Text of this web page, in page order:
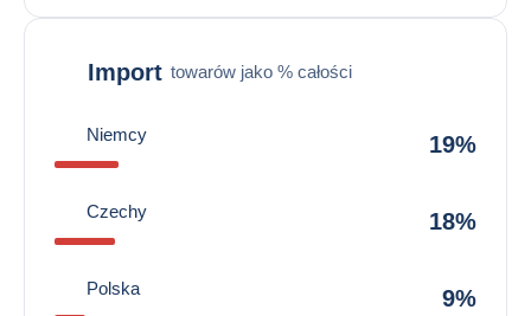
Import towarów jako % całości
Niemcy 19%
Czechy 18%
Polska 9%